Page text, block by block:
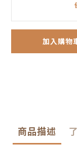
加入購物
商品描述